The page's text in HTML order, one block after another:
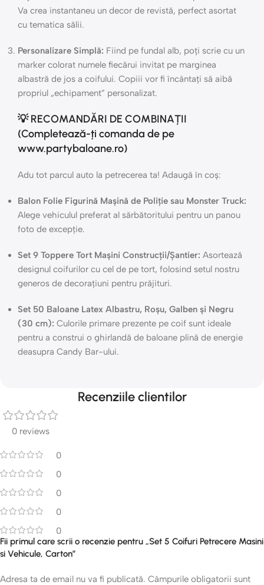
Va crea instantaneu un decor de revistă, perfect asortat
cu tematica sălii.
Personalizare Simplă: Fiind pe fundal alb, poți scrie cu un
marker colorat numele fiecărui invitat pe marginea
albastră de jos a coifului. Copiii vor fi încântați să aibă
propriul „echipament” personalizat.
💡 RECOMANDĂRI DE COMBINAȚII
(Completează-ți comanda de pe
www.partybaloane.ro)
Adu tot parcul auto la petrecerea ta! Adaugă în coș:
Balon Folie Figurină Mașină de Poliție sau Monster Truck:
Alege vehiculul preferat al sărbătoritului pentru un panou
foto de excepție.
Set 9 Toppere Tort Mașini Construcții/Șantier: Asortează
designul coifurilor cu cel de pe tort, folosind setul nostru
generos de decorațiuni pentru prăjituri.
Set 50 Baloane Latex Albastru, Roșu, Galben și Negru
(30 cm): Culorile primare prezente pe coif sunt ideale
pentru a construi o ghirlandă de baloane plină de energie
deasupra Candy Bar-ului.
Recenziile clientilor
0 reviews
0
0
0
0
0
Fii primul care scrii o recenzie pentru „Set 5 Coifuri Petrecere Masini
si Vehicule, Carton”
Adresa ta de email nu va fi publicată. Câmpurile obligatorii sunt